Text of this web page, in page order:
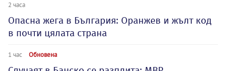
2 часа
Опасна жега в България: Оранжев и жълт код
в почти цялата страна
1 час Обновена